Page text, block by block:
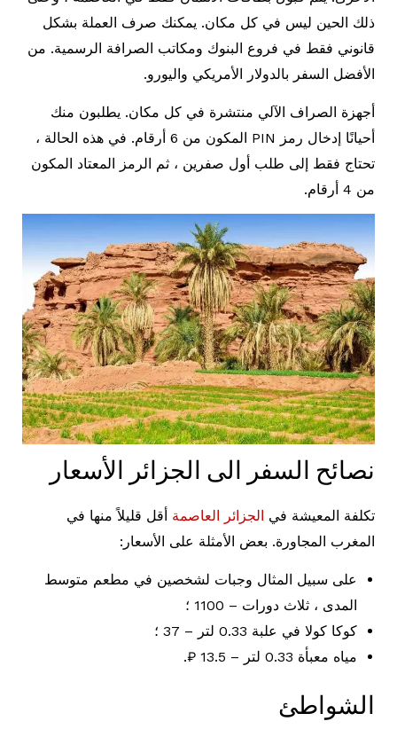
ذلك الحين ليس في كل مكان. يمكنك صرف العملة بشكل
قانوني فقط في فروع البنوك ومكاتب الصرافة الرسمية. من
الأفضل السفر بالدولار الأمريكي واليورو.
أجهزة الصراف الآلي منتشرة في كل مكان. يطلبون منك
أحيانًا إدخال رمز PIN المكون من 6 أرقام. في هذه الحالة ،
تحتاج فقط إلى طلب أول صفرين ، ثم الرمز المعتاد المكون
من 4 أرقام.
نصائح السفر الى الجزائر الأسعار
تكلفة المعيشة في الجزائر العاصمة أقل قليلاً منها في
المغرب المجاورة. بعض الأمثلة على الأسعار:
على سبيل المثال وجبات لشخصين في مطعم متوسط ​​
المدى ، ثلاث دورات – 1100 ؛
كوكا كولا في علبة 0.33 لتر – 37 ؛
مياه معبأة 0.33 لتر – 13.5 ₽.
الشواطئ